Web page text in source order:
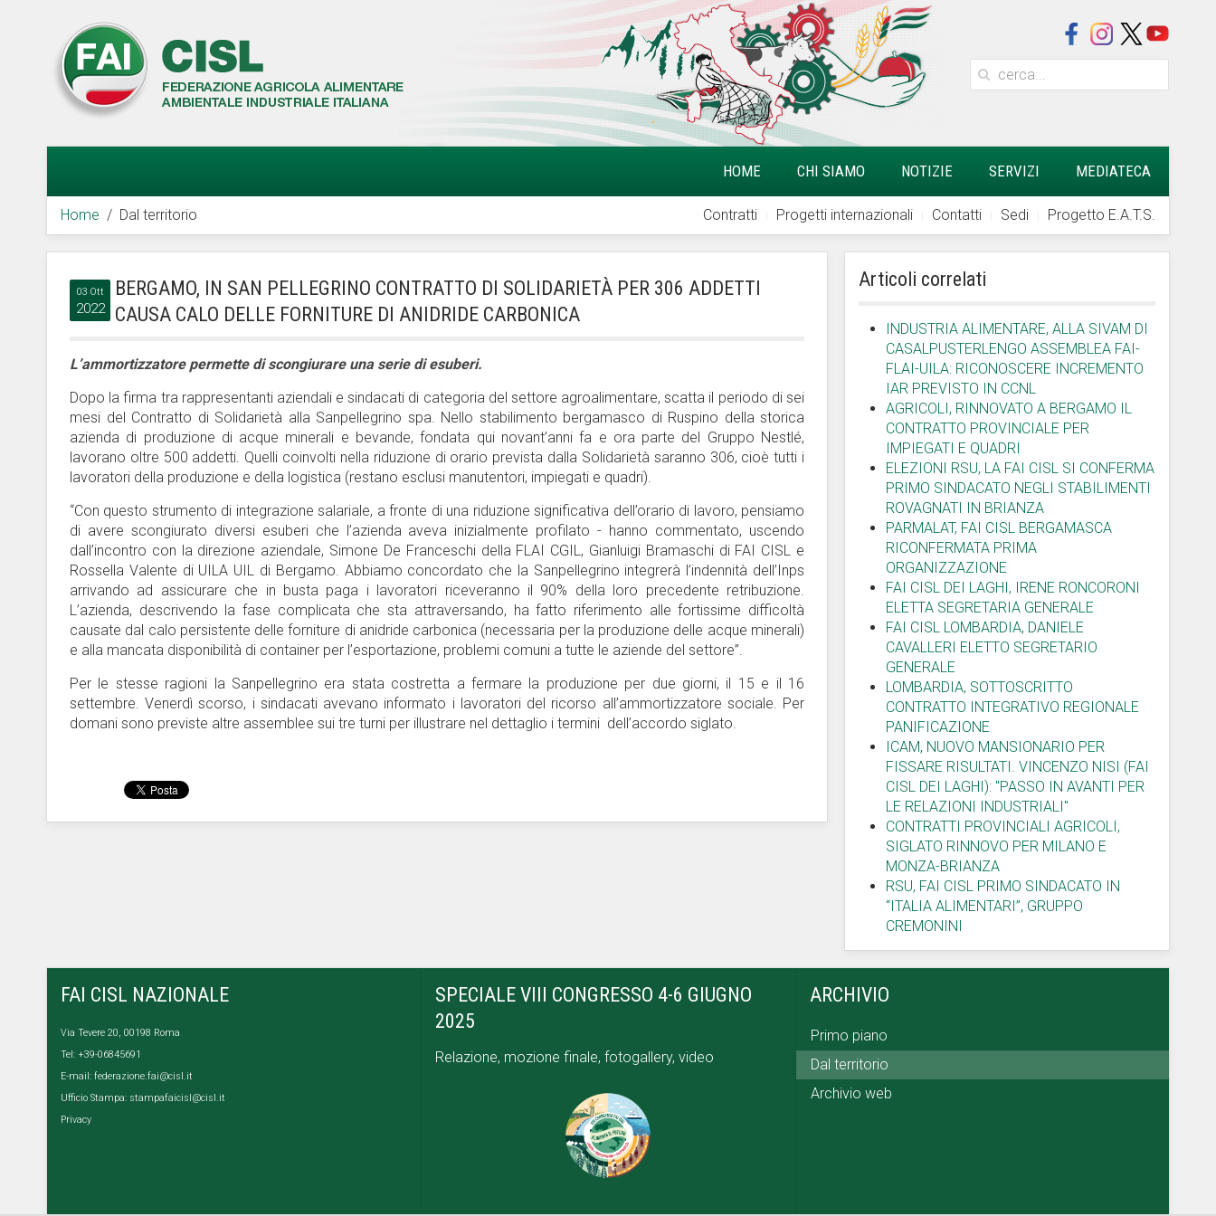
HOME CHI SIAMO NOTIZIE SERVIZI MEDIATECA
Contratti Progetti internazionali Contatti Sedi Progetto E.A.T.S.
Home Dal territorio
03 Ott
2022
BERGAMO, IN SAN PELLEGRINO CONTRATTO DI SOLIDARIETÀ PER 306 ADDETTI
CAUSA CALO DELLE FORNITURE DI ANIDRIDE CARBONICA
L’ammortizzatore permette di scongiurare una serie di esuberi.
Dopo la firma tra rappresentanti aziendali e sindacati di categoria del settore agroalimentare, scatta il periodo di sei
mesi del Contratto di Solidarietà alla Sanpellegrino spa. Nello stabilimento bergamasco di Ruspino della storica
azienda di produzione di acque minerali e bevande, fondata qui novant’anni fa e ora parte del Gruppo Nestlé,
lavorano oltre 500 addetti. Quelli coinvolti nella riduzione di orario prevista dalla Solidarietà saranno 306, cioè tutti i
lavoratori della produzione e della logistica (restano esclusi manutentori, impiegati e quadri).
“Con questo strumento di integrazione salariale, a fronte di una riduzione significativa dell’orario di lavoro, pensiamo
di avere scongiurato diversi esuberi che l’azienda aveva inizialmente profilato - hanno commentato, uscendo
dall’incontro con la direzione aziendale, Simone De Franceschi della FLAI CGIL, Gianluigi Bramaschi di FAI CISL e
Rossella Valente di UILA UIL di Bergamo. Abbiamo concordato che la Sanpellegrino integrerà l’indennità dell’Inps
arrivando ad assicurare che in busta paga i lavoratori riceveranno il 90% della loro precedente retribuzione.
L’azienda, descrivendo la fase complicata che sta attraversando, ha fatto riferimento alle fortissime difficoltà
causate dal calo persistente delle forniture di anidride carbonica (necessaria per la produzione delle acque minerali)
e alla mancata disponibilità di container per l’esportazione, problemi comuni a tutte le aziende del settore”.
Per le stesse ragioni la Sanpellegrino era stata costretta a fermare la produzione per due giorni, il 15 e il 16
settembre. Venerdì scorso, i sindacati avevano informato i lavoratori del ricorso all’ammortizzatore sociale. Per
domani sono previste altre assemblee sui tre turni per illustrare nel dettaglio i termini dell’accordo siglato.
Articoli correlati
INDUSTRIA ALIMENTARE, ALLA SIVAM DI
CASALPUSTERLENGO ASSEMBLEA FAI-
FLAI-UILA: RICONOSCERE INCREMENTO
IAR PREVISTO IN CCNL
AGRICOLI, RINNOVATO A BERGAMO IL
CONTRATTO PROVINCIALE PER
IMPIEGATI E QUADRI
ELEZIONI RSU, LA FAI CISL SI CONFERMA
PRIMO SINDACATO NEGLI STABILIMENTI
ROVAGNATI IN BRIANZA
PARMALAT, FAI CISL BERGAMASCA
RICONFERMATA PRIMA
ORGANIZZAZIONE
FAI CISL DEI LAGHI, IRENE RONCORONI
ELETTA SEGRETARIA GENERALE
FAI CISL LOMBARDIA, DANIELE
CAVALLERI ELETTO SEGRETARIO
GENERALE
LOMBARDIA, SOTTOSCRITTO
CONTRATTO INTEGRATIVO REGIONALE
PANIFICAZIONE
ICAM, NUOVO MANSIONARIO PER
FISSARE RISULTATI. VINCENZO NISI (FAI
CISL DEI LAGHI): "PASSO IN AVANTI PER
LE RELAZIONI INDUSTRIALI"
CONTRATTI PROVINCIALI AGRICOLI,
SIGLATO RINNOVO PER MILANO E
MONZA-BRIANZA
RSU, FAI CISL PRIMO SINDACATO IN
“ITALIA ALIMENTARI”, GRUPPO
CREMONINI
FAI CISL NAZIONALE
Via Tevere 20, 00198 Roma
Tel: +39-06845691
E-mail: federazione.fai@cisl.it
Ufficio Stampa: stampafaicisl@cisl.it
Privacy
SPECIALE VIII CONGRESSO 4-6 GIUGNO
2025
Relazione, mozione finale, fotogallery, video
ARCHIVIO
Primo piano
Dal territorio
Archivio web